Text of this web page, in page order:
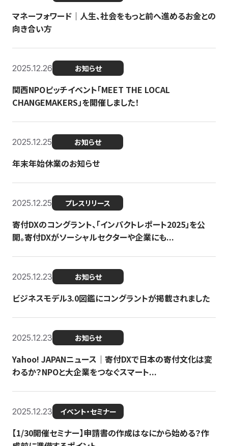
マネーフォワード｜人生、社会をもっと前へ進めるお金との
向き合い方
2025.12.26 お知らせ
関西NPOピッチイベント「MEET THE LOCAL
CHANGEMAKERS」を開催しました！
2025.12.25 お知らせ
年末年始休業のお知らせ
2025.12.25 プレスリリース
寄付DXのコングラント、「インパクトレポート2025」を公
開。寄付DXがソーシャルセクターや企業にも...
2025.12.23 お知らせ
ビジネスモデル3.0図鑑にコングラントが掲載されました
2025.12.23 お知らせ
Yahoo! JAPANニュース｜寄付DXで日本の寄付文化は変
わるか？NPOと大企業をつなぐスマート...
2025.12.23 イベント・セミナー
【1/30開催セミナー】申請書の作成はなにから始める？作